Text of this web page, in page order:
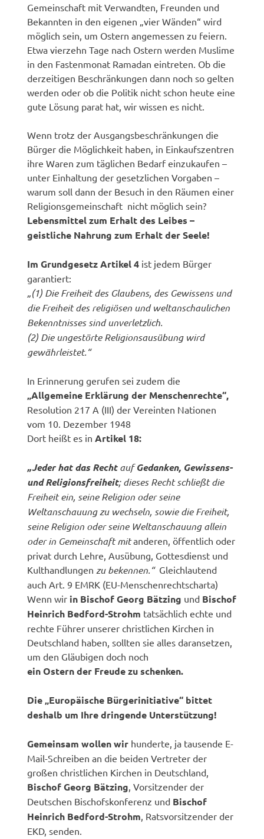
Gemeinschaft mit Verwandten, Freunden und
Bekannten in den eigenen „vier Wänden“ wird
möglich sein, um Ostern angemessen zu feiern.
Etwa vierzehn Tage nach Ostern werden Muslime
in den Fastenmonat Ramadan eintreten. Ob die
derzeitigen Beschränkungen dann noch so gelten
werden oder ob die Politik nicht schon heute eine
gute Lösung parat hat, wir wissen es nicht.
Wenn trotz der Ausgangsbeschränkungen die
Bürger die Möglichkeit haben, in Einkaufszentren
ihre Waren zum täglichen Bedarf einzukaufen –
unter Einhaltung der gesetzlichen Vorgaben –
warum soll dann der Besuch in den Räumen einer
Religionsgemeinschaft nicht möglich sein?
Lebensmittel zum Erhalt des Leibes –
geistliche Nahrung zum Erhalt der Seele!
Im Grundgesetz Artikel 4 ist jedem Bürger
garantiert:
„(1) Die Freiheit des Glaubens, des Gewissens und
die Freiheit des religiösen und weltanschaulichen
Bekenntnisses sind unverletzlich.
(2) Die ungestörte Religionsausübung wird
gewährleistet.“
In Erinnerung gerufen sei zudem die
„Allgemeine Erklärung der Menschenrechte“,
Resolution 217 A (III) der Vereinten Nationen
vom 10. Dezember 1948
Dort heißt es in Artikel 18:
„Jeder hat das RechtaufGedanken, Gewissens-
und Religionsfreiheit; dieses Recht schließt die
Freiheit ein, seine Religion oder seine
Weltanschauung zu wechseln, sowie die Freiheit,
seine Religion oder seine Weltanschauung allein
oder in Gemeinschaft mitanderen, öffentlich oder
privat durch Lehre, Ausübung, Gottesdienst und
Kulthandlungen zu bekennen.“ Gleichlautend
auch Art. 9 EMRK (EU-Menschenrechtscharta)
Wenn wir in Bischof Georg Bätzing und Bischof
Heinrich Bedford-Strohm tatsächlich echte und
rechte Führer unserer christlichen Kirchen in
Deutschland haben, sollten sie alles daransetzen,
um den Gläubigen doch noch
ein Ostern der Freude zu schenken.
Die „Europäische Bürgerinitiative“ bittet
deshalb um Ihre dringende Unterstützung!
Gemeinsam wollen wir hunderte, ja tausende E-
Mail-Schreiben an die beiden Vertreter der
großen christlichen Kirchen in Deutschland,
Bischof Georg Bätzing , Vorsitzender der
Deutschen Bischofskonferenz und Bischof
Heinrich Bedford-Strohm , Ratsvorsitzender der
EKD, senden.